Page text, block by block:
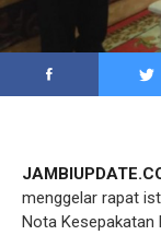
menggelar rapat
Nota Kesepakatan